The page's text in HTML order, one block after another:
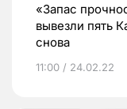
«Запас
вывезли пять
снова
11:00 / 24.02.22